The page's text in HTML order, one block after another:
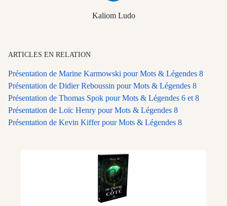
Kaliom Ludo
ARTICLES EN RELATION
Présentation de Marine Karmowski pour Mots & Légendes 8
Présentation de Didier Reboussin pour Mots & Légendes 8
Présentation de Thomas Spok pour Mots & Légendes 6 et 8
Présentation de Loïc Henry pour Mots & Légendes 8
Présentation de Kevin Kiffer pour Mots & Légendes 8